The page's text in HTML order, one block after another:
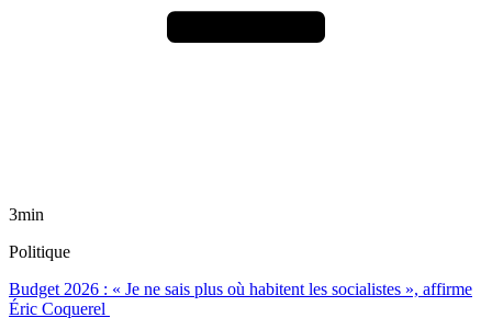
3min
Politique
Budget 2026 : « Je ne sais plus où habitent les socialistes », affirme
Éric Coquerel